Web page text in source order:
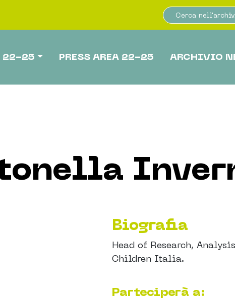
22-25 PRESS AREA 22-25 ARCHIVIO
Biografia
Head of Research,
Children Italia.
Parteciperà a: